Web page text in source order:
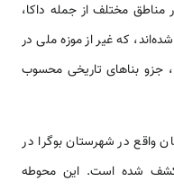
مناطق مختلف از جمله داکا،
که غیر از موزه ملی در
جزو بناهای تاریخی محسوب
واقع در شهرستان بوگرا در
شده است. این محوطه